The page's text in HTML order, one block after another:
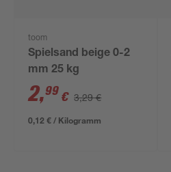
toom
Spielsand beige 0-2
mm 25 kg
2,99 € 3,29 €
0,12 € / Kilogramm